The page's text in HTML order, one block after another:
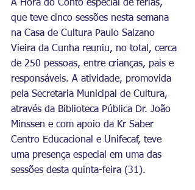
A Hora do Conto especial de férias,
que teve cinco sessões nesta semana
na Casa de Cultura Paulo Salzano
Vieira da Cunha reuniu, no total, cerca
de 250 pessoas, entre crianças, pais e
responsáveis. A atividade, promovida
pela Secretaria Municipal de Cultura,
através da Biblioteca Pública Dr. João
Minssen e com apoio da Kr Saber
Centro Educacional e Unifecaf, teve
uma presença especial em uma das
sessões desta quinta-feira (31).